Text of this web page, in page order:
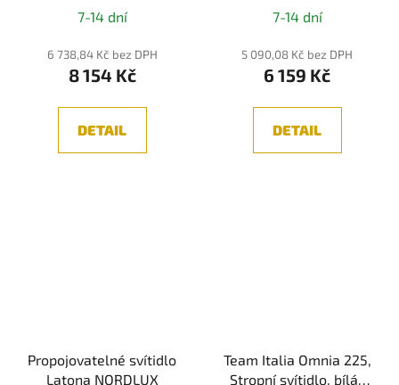
7-14 dní
6 738,84 Kč bez DPH
8 154 Kč
DETAIL
120cm černé
7-14 dní
5 090,08 Kč bez DPH
6 159 Kč
DETAIL
Propojovatelné svítidlo
Latona NORDLUX
Team Italia Omnia 225,
Stropní svítidlo, bílá/